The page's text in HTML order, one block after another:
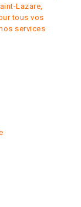
Lazare,
tous vos
services